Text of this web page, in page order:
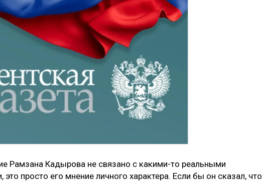
Рамзана Кадырова не связано с какими-то реальными
просто его мнение личного характера. Если бы он сказал, что